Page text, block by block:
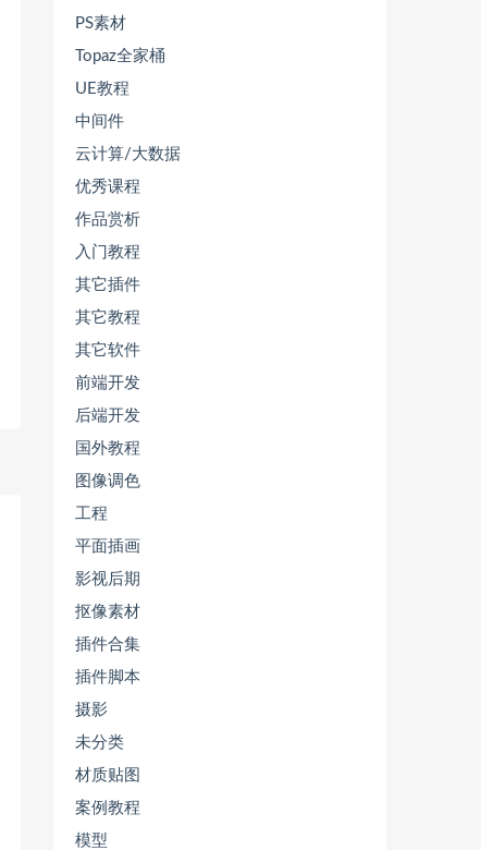
PS素材
Topaz全家桶
UE教程
中间件
云计算/大数据
优秀课程
作品赏析
入门教程
其它插件
其它教程
其它软件
前端开发
后端开发
国外教程
图像调色
工程
平面插画
影视后期
抠像素材
插件合集
插件脚本
摄影
未分类
材质贴图
案例教程
模型